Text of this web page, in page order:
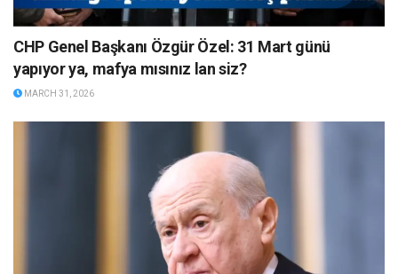
CHP Genel Başkanı Özgür Özel: 31 Mart günü
yapıyor ya, mafya mısınız lan siz?
MARCH 31, 2026